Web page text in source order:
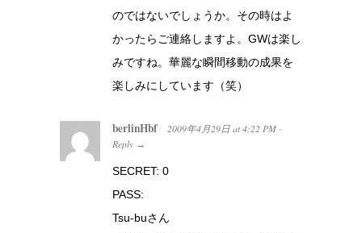
のではないでしょうか。その時はよ
かったらご連絡しますよ。GWは楽し
みですね。華麗な瞬間移動の成果を
楽しみにしています（笑）
berlinHbf 2009年4月29日 at 4:22 PM ·
Reply →
SECRET: 0
PASS:
Tsu-buさん